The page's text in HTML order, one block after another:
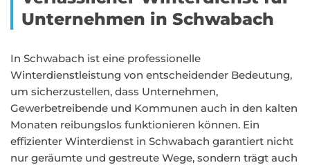
Unternehmen in Schwabach
In Schwabach ist eine professionelle
Winterdienstleistung von entscheidender Bedeutung,
um sicherzustellen, dass Unternehmen,
Gewerbetreibende und Kommunen auch in den kalten
Monaten reibungslos funktionieren können. Ein
effizienter Winterdienst in Schwabach garantiert nicht
nur geräumte und gestreute Wege, sondern trägt auch